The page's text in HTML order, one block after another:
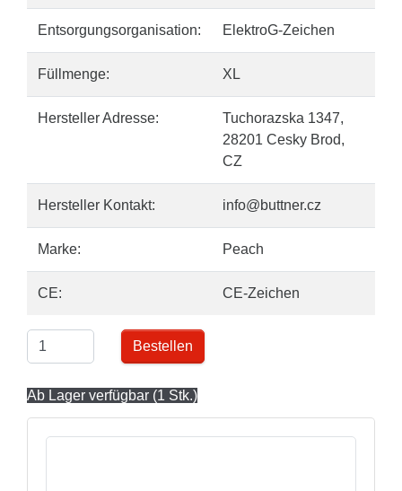
Entsorgungsorganisation: ElektroG-Zeichen
Füllmenge: XL
Hersteller Adresse:
Tuchorazska 1347,
28201 Cesky Brod,
CZ
Hersteller Kontakt: info@buttner.cz
Marke: Peach
CE: CE-Zeichen
Bestellen
Ab Lager verfügbar (1 Stk.)